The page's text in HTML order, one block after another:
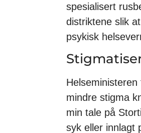
spesialisert
distriktene slik
psykisk
mindre stigma
min tale på
syk eller innlagt